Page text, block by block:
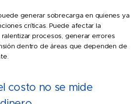
generar sobrecarga en quienes ya
críticas. Puede afectar la
procesos, generar errores
dentro de áreas que dependen de
costo no se mide